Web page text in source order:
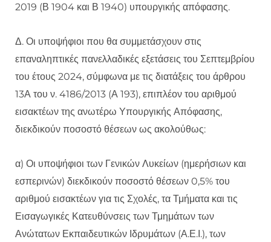
2019 (Β 1904 και Β 1940) υπουργικής απόφασης.
Δ. Οι υποψήφιοι που θα συμμετάσχουν στις
επαναληπτικές πανελλαδικές εξετάσεις του Σεπτεμβρίου
του έτους 2024, σύμφωνα με τις διατάξεις του άρθρου
13Α του ν. 4186/2013 (Α 193), επιπλέον του αριθμού
εισακτέων της ανωτέρω Υπουργικής Απόφασης,
διεκδικούν ποσοστό θέσεων ως ακολούθως:
α) Οι υποψήφιοι των Γενικών Λυκείων (ημερήσιων και
εσπερινών) διεκδικούν ποσοστό θέσεων 0,5% του
αριθμού εισακτέων για τις Σχολές, τα Τμήματα και τις
Εισαγωγικές Κατευθύνσεις των Τμημάτων των
Ανώτατων Εκπαιδευτικών Ιδρυμάτων (Α.Ε.Ι.), των